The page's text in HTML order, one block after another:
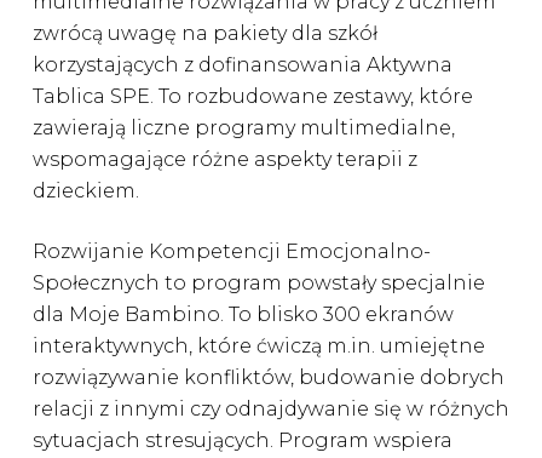
zwrócą uwagę na pakiety dla szkół
korzystających z dofinansowania Aktywna
Tablica SPE. To rozbudowane zestawy, które
zawierają liczne programy multimedialne,
wspomagające różne aspekty terapii z
dzieckiem.
Rozwijanie Kompetencji Emocjonalno-
Społecznych to program powstały specjalnie
dla Moje Bambino. To blisko 300 ekranów
interaktywnych, które ćwiczą m.in. umiejętne
rozwiązywanie konfliktów, budowanie dobrych
relacji z innymi czy odnajdywanie się w różnych
sytuacjach stresujących. Program wspiera